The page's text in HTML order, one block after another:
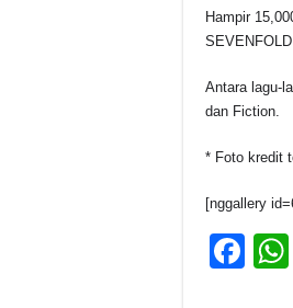
Hampir
Antara lagu-
dan Fiction.
* Foto kredit
[nggallery
F